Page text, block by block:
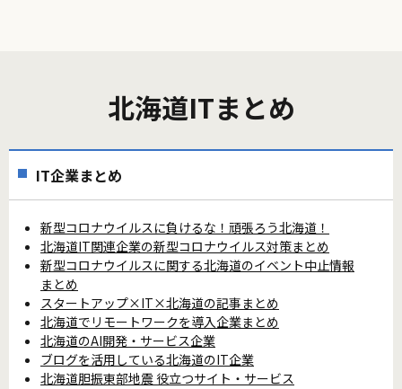
北海道ITまとめ
IT企業まとめ
新型コロナウイルスに負けるな！頑張ろう北海道！
北海道IT関連企業の新型コロナウイルス対策まとめ
新型コロナウイルスに関する北海道のイベント中止情報
まとめ
スタートアップ×IT×北海道の記事まとめ
北海道でリモートワークを導入企業まとめ
北海道のAI開発・サービス企業
ブログを活用している北海道のIT企業
北海道胆振東部地震 役立つサイト・サービス